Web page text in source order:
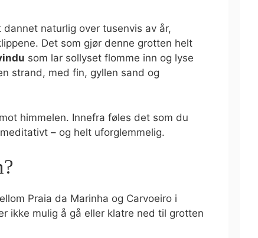
naturlig over tusenvis av år,
Det som gjør denne grotten helt
som lar sollyset flomme inn og lyse
strand, med fin, gyllen sand og
himmelen. Innefra føles det som du
– og helt uforglemmelig.
Praia da Marinha og Carvoeiro i
ikke mulig å gå eller klatre ned til grotten